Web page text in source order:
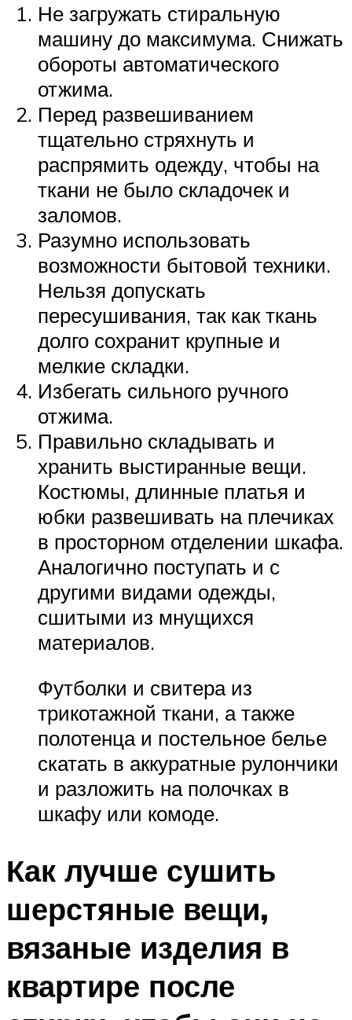
Не загружать стиральную
машину до максимума. Снижать
обороты автоматического
отжима.
Перед развешиванием
тщательно стряхнуть и
распрямить одежду, чтобы на
ткани не было складочек и
заломов.
Разумно использовать
возможности бытовой техники.
Нельзя допускать
пересушивания, так как ткань
долго сохранит крупные и
мелкие складки.
Избегать сильного ручного
отжима.
Правильно складывать и
хранить выстиранные вещи.
Костюмы, длинные платья и
юбки развешивать на плечиках
в просторном отделении шкафа.
Аналогично поступать и с
другими видами одежды,
сшитыми из мнущихся
материалов.
Футболки и свитера из
трикотажной ткани, а также
полотенца и постельное белье
скатать в аккуратные рулончики
и разложить на полочках в
шкафу или комоде.
Как лучше сушить
шерстяные вещи,
вязаные изделия в
квартире после